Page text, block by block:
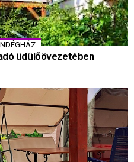
üdülőövezetében